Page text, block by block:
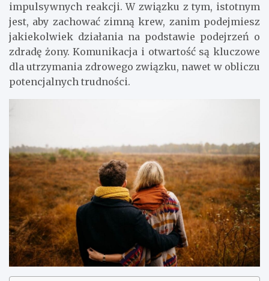
impulsywnych reakcji. W związku z tym, istotnym
jest, aby zachować zimną krew, zanim podejmiesz
jakiekolwiek działania na podstawie podejrzeń o
zdradę żony. Komunikacja i otwartość są kluczowe
dla utrzymania zdrowego związku, nawet w obliczu
potencjalnych trudności.